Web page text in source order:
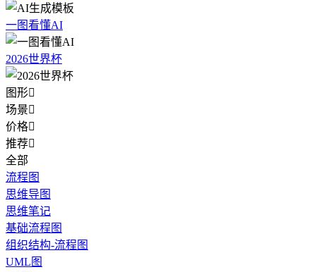
一图看懂AI
2026世界杯
图形
场景
价格
推荐
全部
流程图
思维导图
思维笔记
基础流程图
组织结构-流程图
UML图